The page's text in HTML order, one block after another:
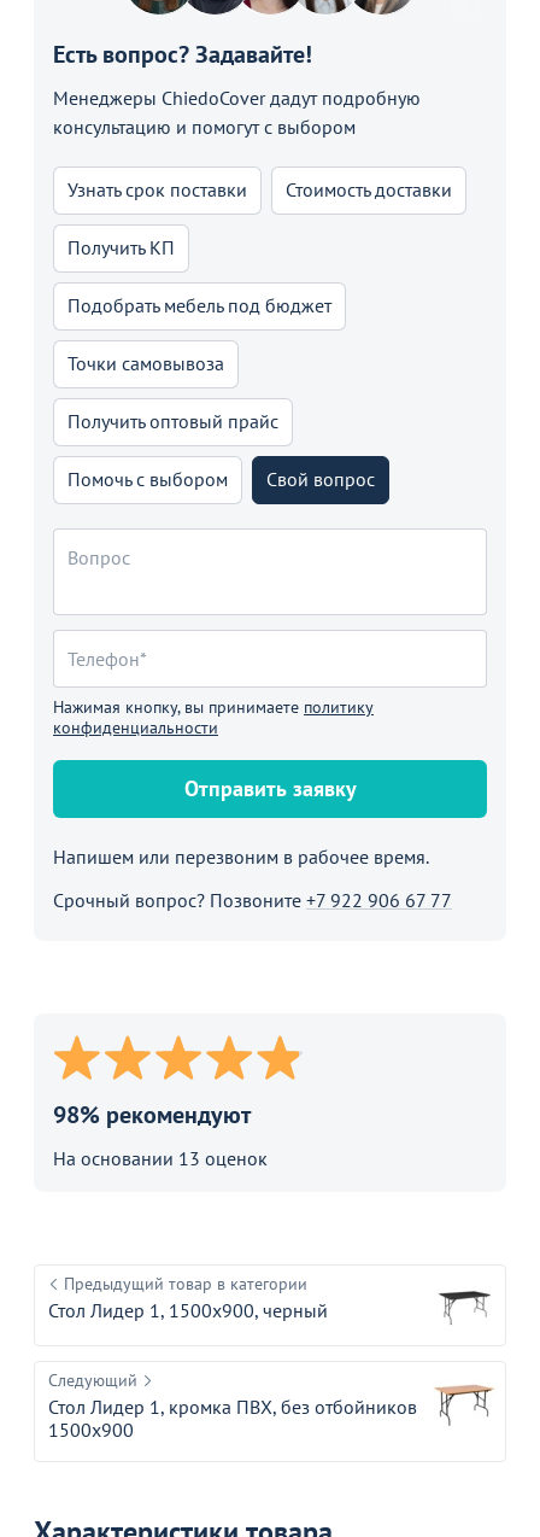
Есть вопрос? Задавайте!
Менеджеры ChiedoCover дадут подробную
консультацию и помогут с выбором
Узнать срок поставки Стоимость доставки
Получить КП
Подобрать мебель под бюджет
Точки самовывоза
Получить оптовый прайс
Помочь с выбором Свой вопрос
Нажимая кнопку, вы принимаете политику
конфиденциальности
Отправить заявку
Напишем или перезвоним в рабочее время.
Срочный вопрос? Позвоните +7 922 906 67 77
98% рекомендуют
На основании 13 оценок
Предыдущий товар в категории
Стол Лидер 1, 1500x900, черный
Следующий
Стол Лидер 1, кромка ПВХ, без отбойников
1500x900